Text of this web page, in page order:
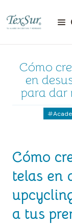
Cómo crear
Cómo
en
para dar
Cómo
telas en
a tus